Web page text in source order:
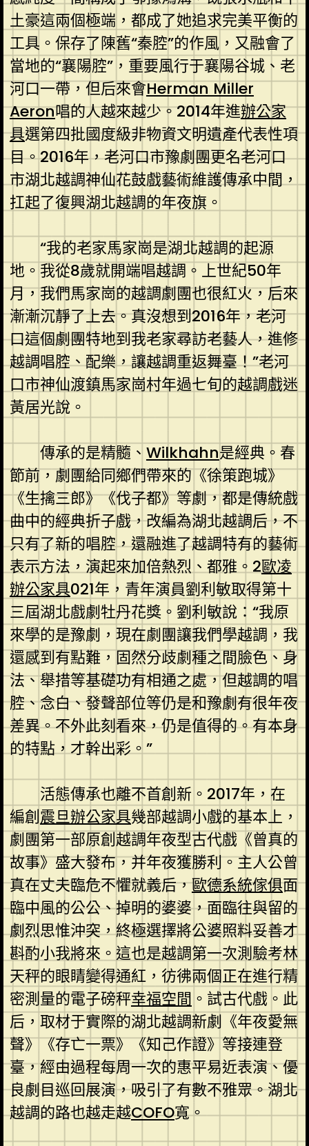
土豪這兩個極端，都成了她追求完美平衡的
工具。保存了陳舊“秦腔”的作風，又融會了
當地的“襄陽腔”，重要風行于襄陽谷城、老
河口一帶，但后來會Herman Miller
Aeron唱的人越來越少。2014年進辦公家
具選第四批國度級非物資文明遺產代表性項
目。2016年，老河口市豫劇團更名老河口
市湖北越調神仙花鼓戲藝術維護傳承中間，
扛起了復興湖北越調的年夜旗。
“我的老家馬家崗是湖北越調的起源
地。我從8歲就開端唱越調。上世紀50年
月，我們馬家崗的越調劇團也很紅火，后來
漸漸沉靜了上去。真沒想到2016年，老河
口這個劇團特地到我老家尋訪老藝人，進修
越調唱腔、配樂，讓越調重返舞臺！”老河
口市神仙渡鎮馬家崗村年過七旬的越調戲迷
黃居光說。
傳承的是精髓、 Wilkhahn是經典。春
節前，劇團給同鄉們帶來的《徐策跑城》
《生擒三郎》《伐子都》等劇，都是傳統戲
曲中的經典折子戲，改編為湖北越調后，不
只有了新的唱腔，還融進了越調特有的藝術
表示方法，演起來加倍熱烈、都雅。2歐凌
辦公家具021年，青年演員劉利敏取得第十
三屆湖北戲劇牡丹花獎。劉利敏說：“我原
來學的是豫劇，現在劇團讓我們學越調，我
還感到有點難，固然分歧劇種之間臉色、身
法、舉措等基礎功有相通之處，但越調的唱
腔、念白、發聲部位等仍是和豫劇有很年夜
差異。不外此刻看來，仍是值得的。有本身
的特點，才幹出彩。”
活態傳承也離不首創新。2017年，在
編創震旦辦公家具幾部越調小戲的基本上，
劇團第一部原創越調年夜型古代戲《曾真的
故事》盛大發布，并年夜獲勝利。主人公曾
真在丈夫臨危不懼就義后，歐德系統傢俱面
臨中風的公公、掉明的婆婆，面臨往與留的
劇烈思惟沖突，終極選擇將公婆照料妥善才
斟酌小我將來。這也是越調第一次測驗考林
天秤的眼睛變得通紅，彷彿兩個正在進行精
密測量的電子磅秤幸福空間 。試古代戲。此
后，取材于實際的湖北越調新劇《年夜愛無
聲》《存亡一票》《知己作證》等接連登
臺，經由過程每周一次的惠平易近表演、優
良劇目巡回展演，吸引了有數不雅眾。湖北
越調的路也越走越COFO寬。